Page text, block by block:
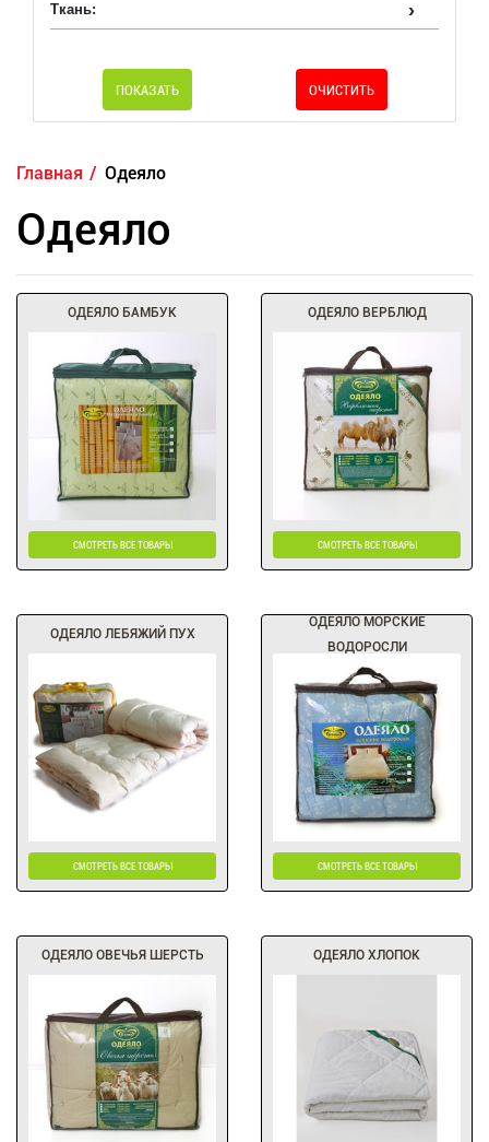
Ткань:
ПОКАЗАТЬ ОЧИСТИТЬ
Главная Одеяло
Одеяло
ОДЕЯЛО БАМБУК
СМОТРЕТЬ ВСЕ ТОВАРЫ
ОДЕЯЛО ВЕРБЛЮД
СМОТРЕТЬ ВСЕ ТОВАРЫ
ОДЕЯЛО ЛЕБЯЖИЙ ПУХ
СМОТРЕТЬ ВСЕ ТОВАРЫ
ОДЕЯЛО МОРСКИЕ
ВОДОРОСЛИ
СМОТРЕТЬ ВСЕ ТОВАРЫ
ОДЕЯЛО ОВЕЧЬЯ ШЕРСТЬ ОДЕЯЛО ХЛОПОК